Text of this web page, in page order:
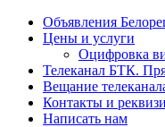
Объявления
Цены и услуги
Оцифровка
Телеканал БТК.
Вещание
Контакты и
Написать нам